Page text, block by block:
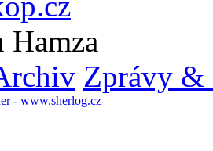
Hamza
Zprávy &